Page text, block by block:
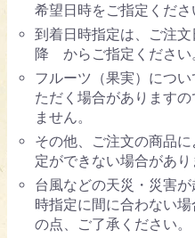
希望日時をご指定くださ
到着日時指定は、ご注
降 からご指定ください
フルーツ（果実）につ
ただく場合があります
ません。
その他、ご注文の商品
定ができない場合があり
台風などの天災・災害
時指定に間に合わない
の点、ご了承ください。